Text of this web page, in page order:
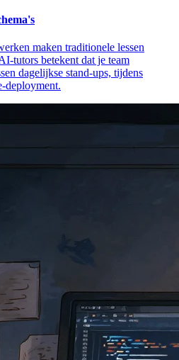
maken traditionele lessen
tutors betekent dat je team
dagelijkse stand-ups, tijdens
deployment.